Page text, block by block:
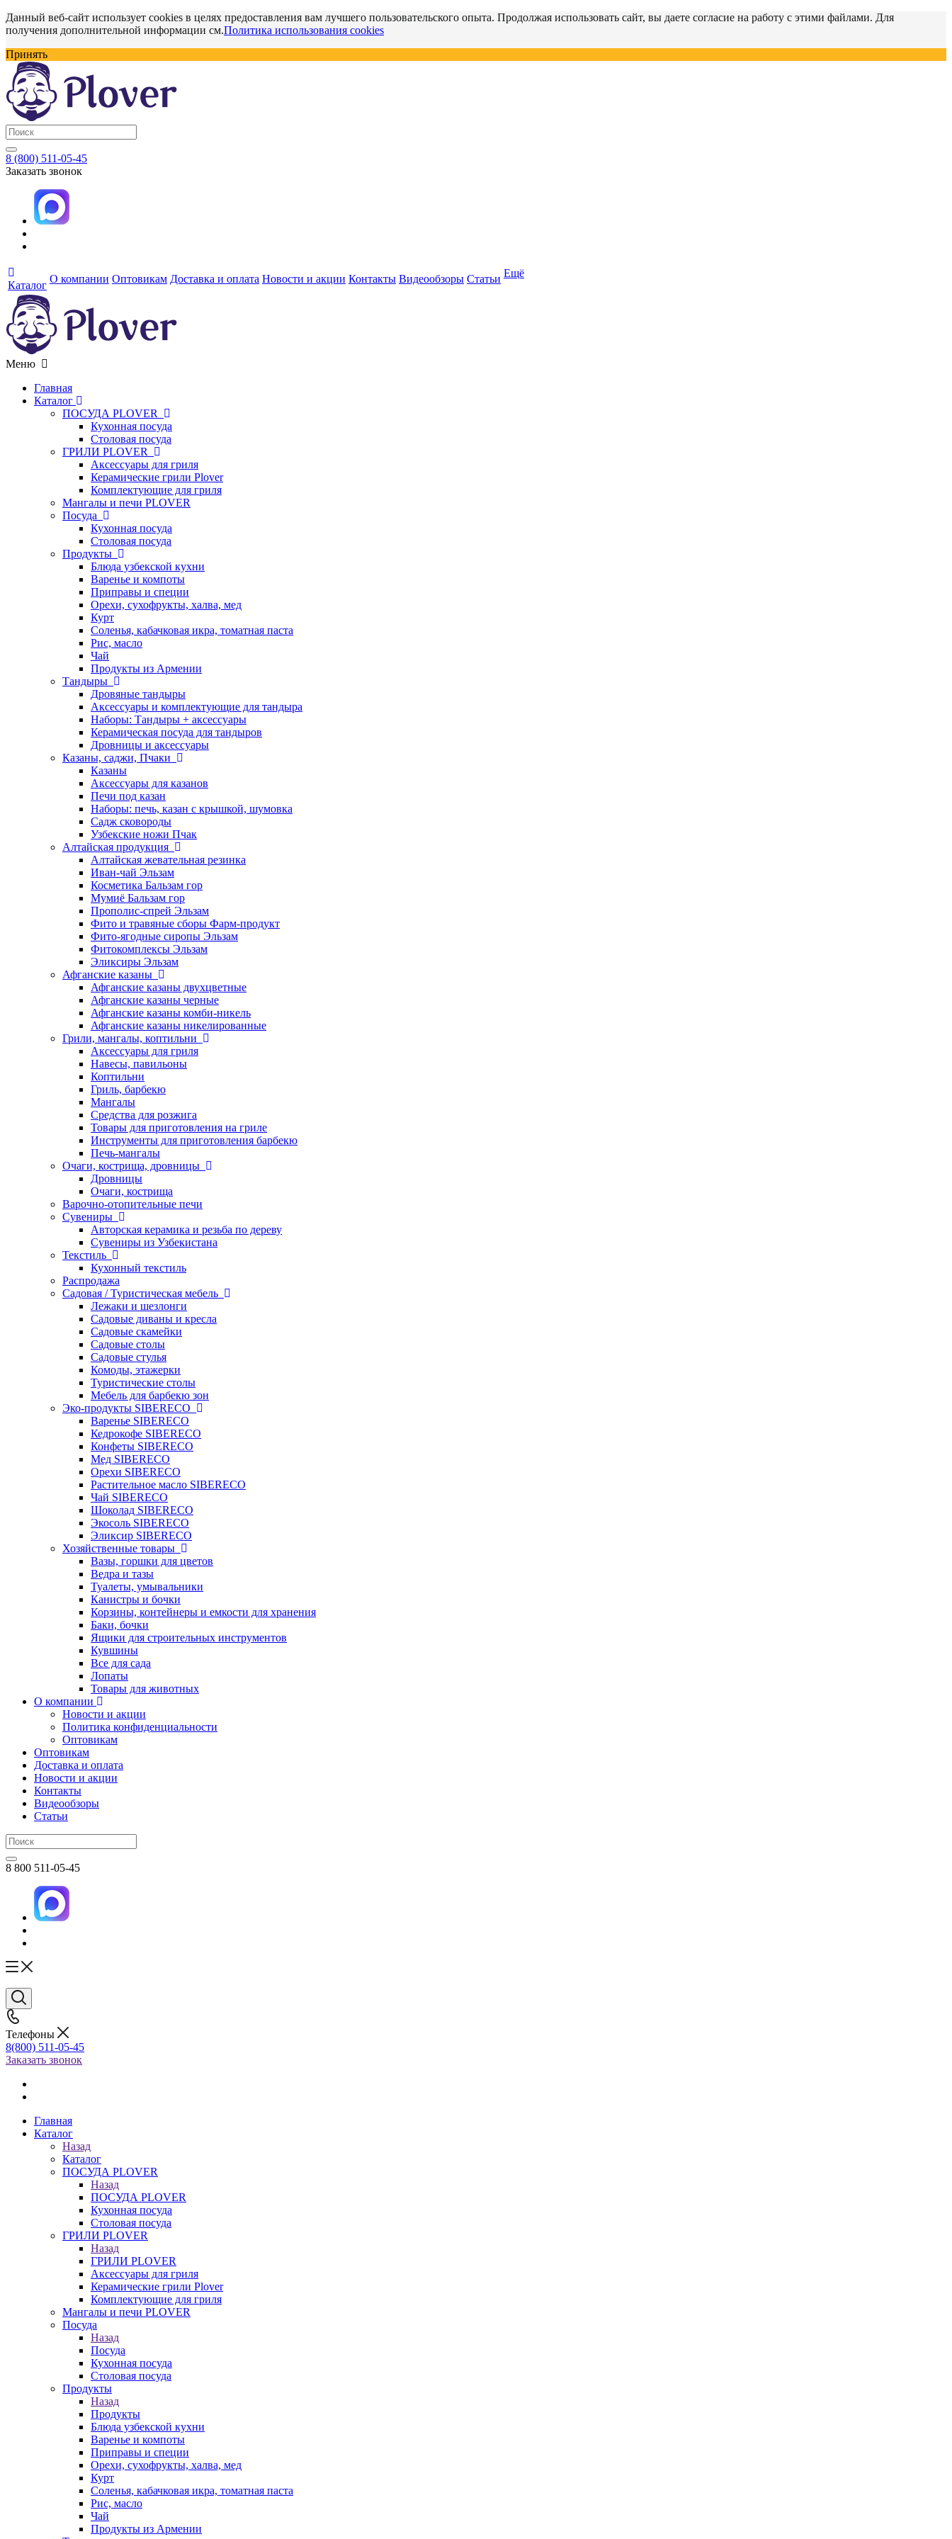
Данный веб-сайт использует cookies в целях предоставления вам лучшего пользовательского опыта. Продолжая использовать сайт, вы даете согласие на работу с этими файлами. Для
получения дополнительной информации см.Политика использования cookies
Принять
8 (800) 511-05-45
Заказать звонок
Каталог
О компании Оптовикам Доставка и оплата Новости и акции Контакты Видеообзоры Статьи Ещё
Меню
Главная
Каталог
ПОСУДА PLOVER
Кухонная посуда
Столовая посуда
ГРИЛИ PLOVER
Аксессуары для гриля
Керамические грили Plover
Комплектующие для гриля
Мангалы и печи PLOVER
Посуда
Кухонная посуда
Столовая посуда
Продукты
Блюда узбекской кухни
Варенье и компоты
Приправы и специи
Орехи, сухофрукты, халва, мед
Курт
Соленья, кабачковая икра, томатная паста
Рис, масло
Чай
Продукты из Армении
Тандыры
Дровяные тандыры
Аксессуары и комплектующие для тандыра
Наборы: Тандыры + аксессуары
Керамическая посуда для тандыров
Дровницы и аксессуары
Казаны, саджи, Пчаки
Казаны
Аксессуары для казанов
Печи под казан
Наборы: печь, казан с крышкой, шумовка
Садж сковороды
Узбекские ножи Пчак
Алтайская продукция
Алтайская жевательная резинка
Иван-чай Эльзам
Косметика Бальзам гор
Мумиё Бальзам гор
Прополис-спрей Эльзам
Фито и травяные сборы Фарм-продукт
Фито-ягодные сиропы Эльзам
Фитокомплексы Эльзам
Эликсиры Эльзам
Афганские казаны
Афганские казаны двухцветные
Афганские казаны черные
Афганские казаны комби-никель
Афганские казаны никелированные
Грили, мангалы, коптильни
Аксессуары для гриля
Навесы, павильоны
Коптильни
Гриль, барбекю
Мангалы
Средства для розжига
Товары для приготовления на гриле
Инструменты для приготовления барбекю
Печь-мангалы
Очаги, кострища, дровницы
Дровницы
Очаги, кострища
Варочно-отопительные печи
Сувениры
Авторская керамика и резьба по дереву
Сувениры из Узбекистана
Текстиль
Кухонный текстиль
Распродажа
Садовая / Туристическая мебель
Лежаки и шезлонги
Садовые диваны и кресла
Садовые скамейки
Садовые столы
Садовые стулья
Комоды, этажерки
Туристические столы
Мебель для барбекю зон
Эко-продукты SIBERECO
Варенье SIBERECO
Кедрокофе SIBERECO
Конфеты SIBERECO
Мед SIBERECO
Орехи SIBERECO
Растительное масло SIBERECO
Чай SIBERECO
Шоколад SIBERECO
Экосоль SIBERECO
Эликсир SIBERECO
Хозяйственные товары
Вазы, горшки для цветов
Ведра и тазы
Туалеты, умывальники
Канистры и бочки
Корзины, контейнеры и емкости для хранения
Баки, бочки
Ящики для строительных инструментов
Кувшины
Все для сада
Лопаты
Товары для животных
О компании
Новости и акции
Политика конфиденциальности
Оптовикам
Оптовикам
Доставка и оплата
Новости и акции
Контакты
Видеообзоры
Статьи
8 800 511-05-45
Телефоны
8(800) 511-05-45
Заказать звонок
Главная
Каталог
Назад
Каталог
ПОСУДА PLOVER
Назад
ПОСУДА PLOVER
Кухонная посуда
Столовая посуда
ГРИЛИ PLOVER
Назад
ГРИЛИ PLOVER
Аксессуары для гриля
Керамические грили Plover
Комплектующие для гриля
Мангалы и печи PLOVER
Посуда
Назад
Посуда
Кухонная посуда
Столовая посуда
Продукты
Назад
Продукты
Блюда узбекской кухни
Варенье и компоты
Приправы и специи
Орехи, сухофрукты, халва, мед
Курт
Соленья, кабачковая икра, томатная паста
Рис, масло
Чай
Продукты из Армении